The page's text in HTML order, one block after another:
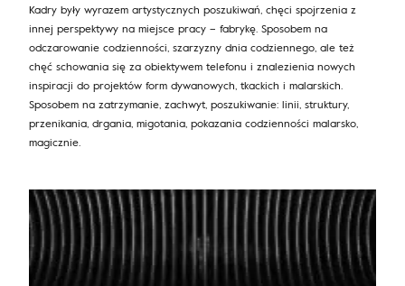
Kadry były wyrazem artystycznych poszukiwań, chęci spojrzenia z
innej perspektywy na miejsce pracy – fabrykę. Sposobem na
odczarowanie codzienności, szarzyzny dnia codziennego, ale też
chęć schowania się za obiektywem telefonu i znalezienia nowych
inspiracji do projektów form dywanowych, tkackich i malarskich.
Sposobem na zatrzymanie, zachwyt, poszukiwanie: linii, struktury,
przenikania, drgania, migotania, pokazania codzienności malarsko,
magicznie.